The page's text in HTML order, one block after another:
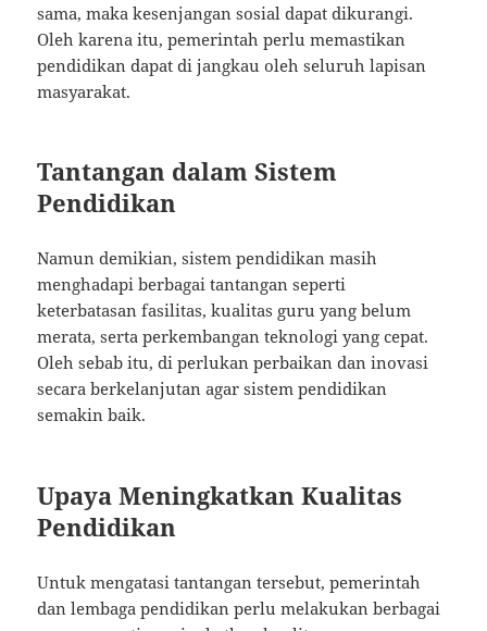
sama, maka kesenjangan sosial dapat dikurangi.
Oleh karena itu, pemerintah perlu memastikan
pendidikan dapat di jangkau oleh seluruh lapisan
masyarakat.
Tantangan dalam Sistem
Pendidikan
Namun demikian, sistem pendidikan masih
menghadapi berbagai tantangan seperti
keterbatasan fasilitas, kualitas guru yang belum
merata, serta perkembangan teknologi yang cepat.
Oleh sebab itu, di perlukan perbaikan dan inovasi
secara berkelanjutan agar sistem pendidikan
semakin baik.
Upaya Meningkatkan Kualitas
Pendidikan
Untuk mengatasi tantangan tersebut, pemerintah
dan lembaga pendidikan perlu melakukan berbagai